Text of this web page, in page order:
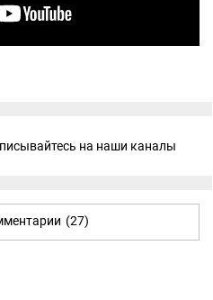
на наши каналы
(27)